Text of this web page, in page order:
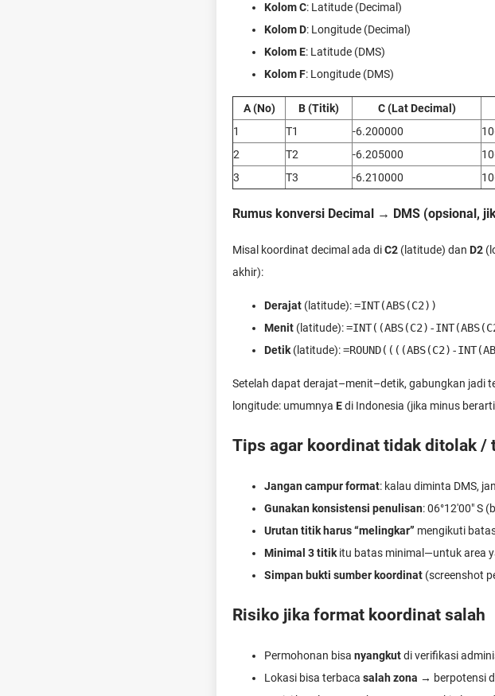
Kolom C: Latitude (Decimal)
Kolom D: Longitude (Decimal)
Kolom E: Latitude (DMS)
Kolom F: Longitude (DMS)
A (No) B (Titik) C (Lat Decimal)
1
T1 -6.200000
2
T2 -6.205000
3
T3 -6.210000
Rumus konversi Decimal → DMS (opsional,
Misal koordinat decimal ada diC2 (latitude) dan D2
akhir):
Derajat (latitude):=INT(ABS(C2))
Menit (latitude):=INT((ABS(C2)-
Detik (latitude):=ROUND((((ABS(C2)-
Setelah dapat derajat–menit–detik, gabungkan jadi
longitude: umumnya Edi Indonesia (jika minus berarti
Tips agar koordinat tidak ditolak
Jangan campur format: kalau diminta DMS,
Gunakan konsistensi penulisan: 06°12'00" S
Urutan titik harus “melingkar” mengikuti
Minimal 3 titik itu batas minimal—untuk area
Simpan bukti sumber koordinat (screenshot
Risiko jika format koordinat salah
Permohonan bisa nyangkutdi verifikasi
Lokasi bisa terbaca salah zona → berpotensi